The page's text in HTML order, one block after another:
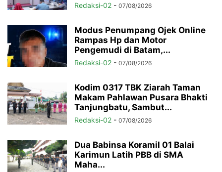
Redaksi-02 - 07/08/2026
Modus Penumpang Ojek Online
Rampas Hp dan Motor
Pengemudi di Batam,...
Redaksi-02 - 07/08/2026
Kodim 0317 TBK Ziarah Taman
Makam Pahlawan Pusara Bhakti
Tanjungbatu, Sambut...
Redaksi-02 - 07/08/2026
Dua Babinsa Koramil 01 Balai
Karimun Latih PBB di SMA
Maha...